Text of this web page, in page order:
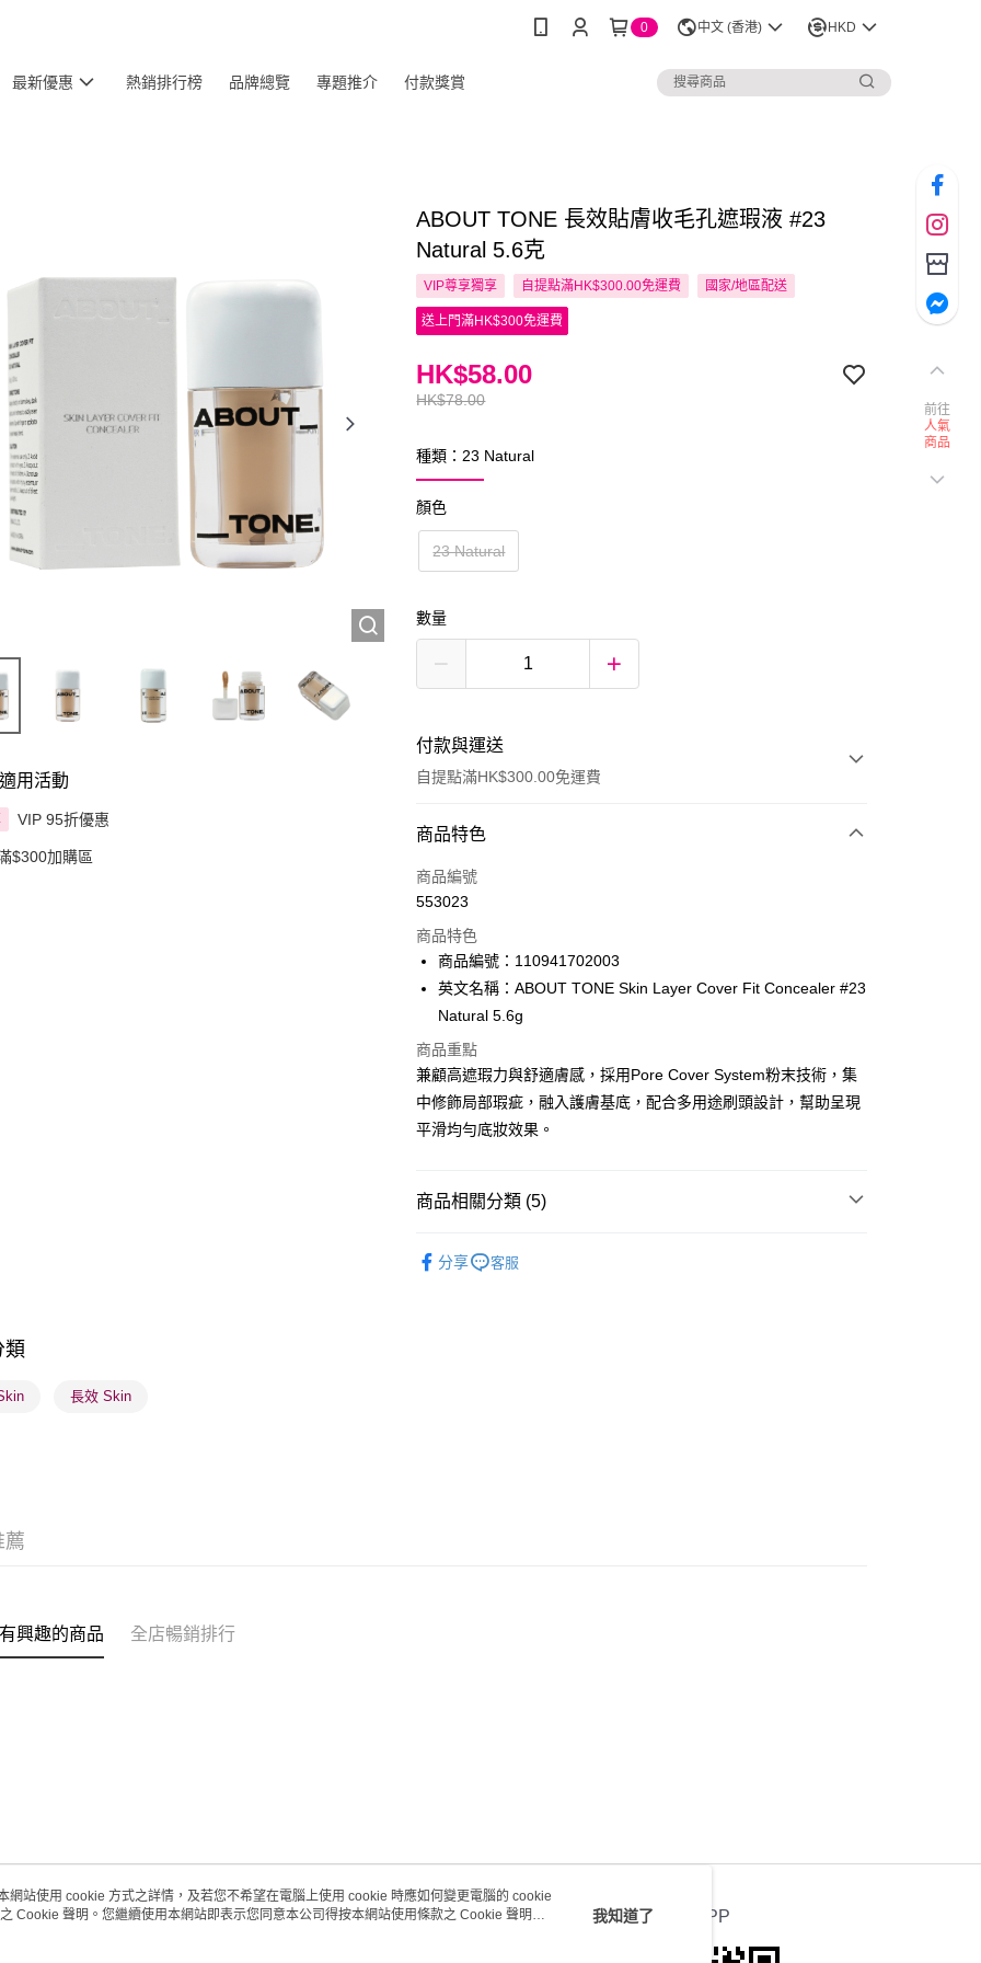
0 中文 (香港) HKD
最新優惠 熱銷排行榜 品牌總覽 專題推介 付款獎賞
用活動
VIP 95折優惠
$300加購區
ABOUT TONE 長效貼膚收毛孔遮瑕液 #23
Natural 5.6克
VIP尊享獨享 自提點滿HK$300.00免運費 國家/地區配送
送上門滿HK$300免運費
HK$78.00
HK$58.00
種類：23 Natural
顏色
23 Natural
數量
付款與運送
自提點滿HK$300.00免運費
付款方式
信用卡
AlipayHK
PayMe
BoC Pay
順豐站及營業點 - 確認發貨後1-3個工作天送達
商品特色
商品編號
553023
商品特色
商品編號：110941702003
英文名稱：ABOUT TONE Skin Layer Cover Fit Concealer #23
Natural 5.6g
商品重點
兼顧高遮瑕力與舒適膚感，採用Pore Cover System粉末技術，集
中修飾局部瑕疵，融入護膚基底，配合多用途刷頭設計，幫助呈現
平滑均勻底妝效果。
商品相關分類 (5)
分享 客服
類
長效 Skin
薦
興趣的商品 全店暢銷排行
關於我們 客戶服務 官方APP
前往
人氣
商品
網站使用 cookie 方式之詳情，及若您不希望在電腦上使用 cookie 時應如何變更電腦的 cookie
之 Cookie 聲明。您繼續使用本網站即表示您同意本公司得按本網站使用條款之 Cookie 聲明使
我知道了